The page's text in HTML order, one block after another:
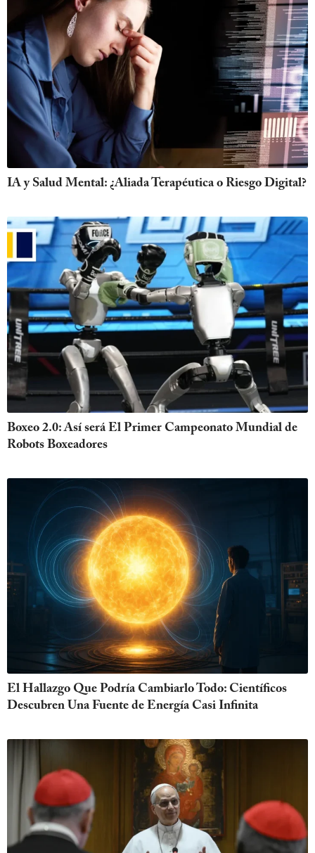
IA y Salud Mental: ¿Aliada Terapéutica o Riesgo Digital?
Boxeo 2.0: Así será El Primer Campeonato Mundial de
Robots Boxeadores
El Hallazgo Que Podría Cambiarlo Todo: Científicos
Descubren Una Fuente de Energía Casi Infinita